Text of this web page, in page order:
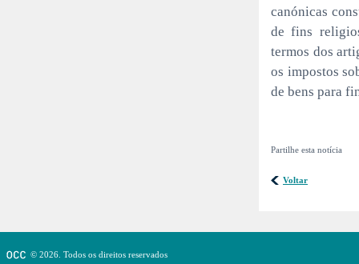
canónicas
de fins
termos dos
os impostos
de bens para
Partilhe esta notícia
Voltar
© 2026. Todos os direitos reservados